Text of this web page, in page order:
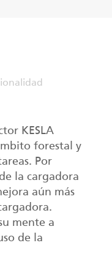
KESLA
forestal y
Por
la cargadora
aún más
mente a
de la